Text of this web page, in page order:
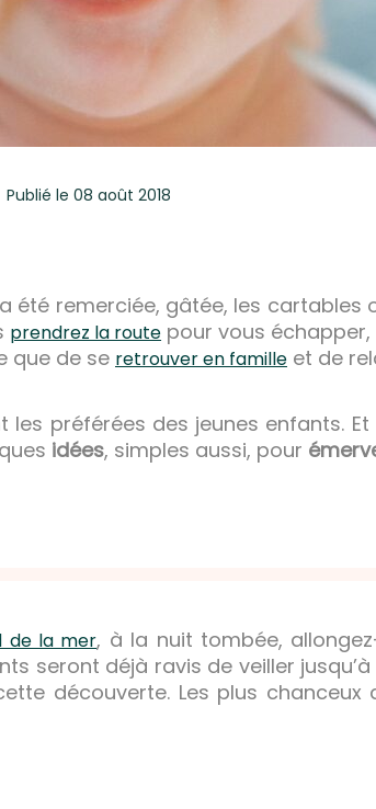
Publié le 08 août 2018
été remerciée, gâtée, les cartables
prendrez la route pour vous
que de se retrouver en famille et de
les préférées des jeunes enfants.
idées, simples aussi, pour
de la mer, à la nuit tombée,
seront déjà ravis de veiller
découverte. Les plus chanceux